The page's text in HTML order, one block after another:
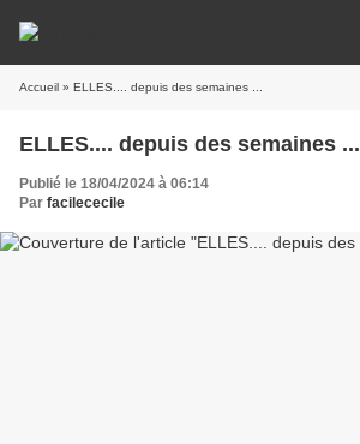
Accueil » ELLES.... depuis des semaines ...
ELLES.... depuis des semaines ...
Publié le 18/04/2024 à 06:14
Par facilececile